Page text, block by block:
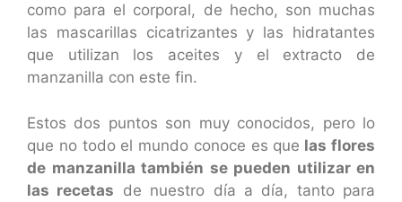
como para el corporal, de hecho, son muchas
las mascarillas cicatrizantes y las hidratantes
que utilizan los aceites y el extracto de
manzanilla con este fin.
Estos dos puntos son muy conocidos, pero lo
que no todo el mundo conoce es que las flores
de manzanilla también se pueden utilizar en
las recetas de nuestro día a día, tanto para